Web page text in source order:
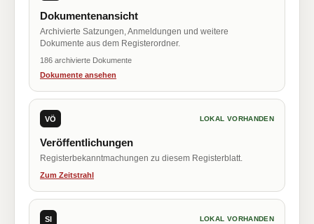
Dokumentenansicht
Archivierte Satzungen, Anmeldungen und weitere
Dokumente aus dem Registerordner.
186 archivierte Dokumente
Dokumente ansehen
VÖ LOKAL VORHANDEN
Veröffentlichungen
Registerbekanntmachungen zu diesem Registerblatt.
Zum Zeitstrahl
SI LOKAL VORHANDEN